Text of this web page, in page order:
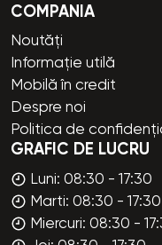
COMPANIA
Noutăți
Informație utilă
Mobilă în credit
Despre noi
Politica de
GRAFIC DE LUCRU
Luni: 08:30 - 17:30
Marti: 08:30 - 17:30
Miercuri: 08:30 -